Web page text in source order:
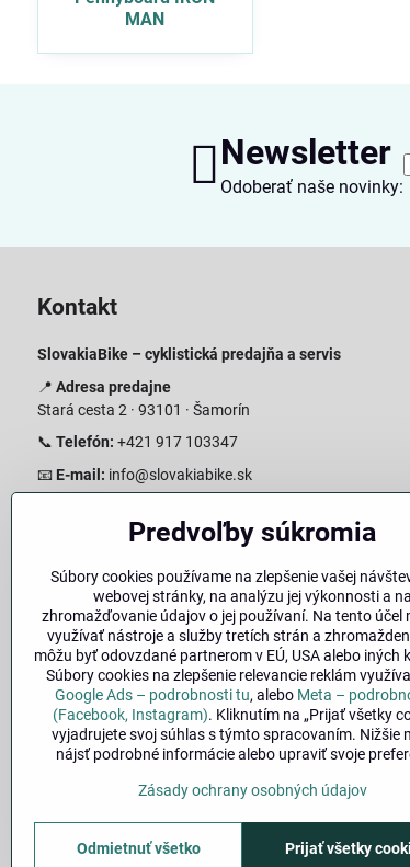
MAN
Newsletter
Odoberať naše novinky:
Kontakt
SlovakiaBike – cyklistická predajňa a servis
📍 Adresa predajne
Stará cesta 2 · 93101 · Šamorín
📞 Telefón: +421 917 103347
📧 E-mail: info@slovakiabike.sk
Pondelok–Piatok: 08:00–17:00 Streda 08:00-16:00
Nedeľa: Zatvorené
👉Zobraziť predajňu na mape(Google Maps trasa)
Predvoľby súkromia
Súbory cookies používame na zlepšenie vašej
webovej stránky, na analýzu jej výkonnosti a na
zhromažďovanie údajov o jej používaní. Na tento účel
využívať nástroje a služby tretích strán a
môžu byť odovzdané partnerom v EÚ, USA alebo iných
Súbory cookies na zlepšenie relevancie reklám
Google Ads – podrobnosti tu, alebo Meta –
(Facebook, Instagram). Kliknutím na „Prijať všetky
vyjadrujete svoj súhlas s týmto spracovaním. Nižšie
nájsť podrobné informácie alebo upraviť svoje
Zásady ochrany osobných údajov
Prijať všetky
Odmietnuť všetko